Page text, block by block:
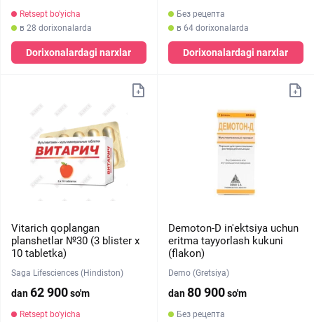
Retsept bo'yicha
в 28 dorixonalarda
Dorixonalardagi narxlar
Без рецепта
в 64 dorixonalarda
Dorixonalardagi narxlar
Vitarich qoplangan
planshetlar №30 (3 blister х
10 tabletka)
Saga Lifesciences (Hindiston)
dan62 900so'm
Retsept bo'yicha
Demoton-D in'ektsiya uchun
eritma tayyorlash kukuni
(flakon)
Demo (Gretsiya)
dan80 900so'm
Без рецепта